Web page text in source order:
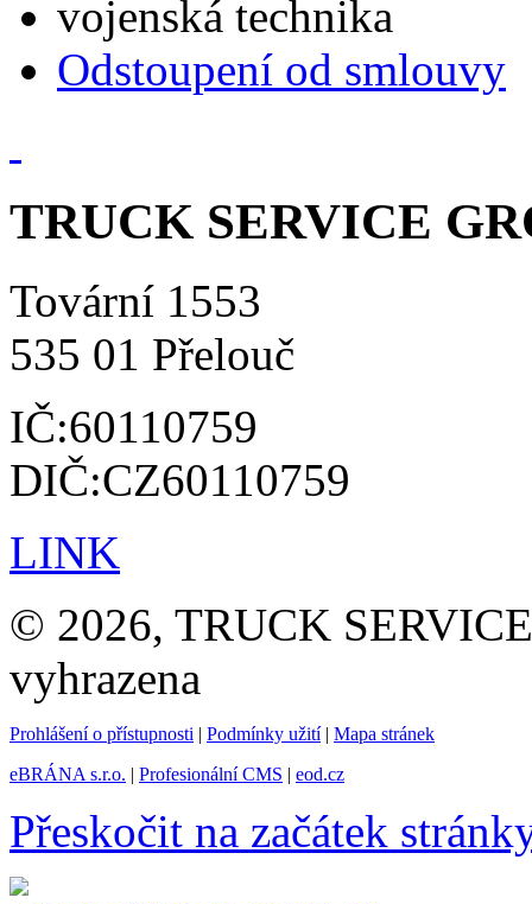
vojenská technika
Odstoupení od smlouvy
TRUCK SERVICE
Tovární 1553
535 01 Přelouč
IČ:60110759
DIČ:CZ60110759
LINK
© 2026, TRUCK
vyhrazena
Prohlášení o přístupnosti | Podmínky užití| Mapa stránek
eBRÁNA s.r.o. | Profesionální CMS | eod.cz
Přeskočit na začátek